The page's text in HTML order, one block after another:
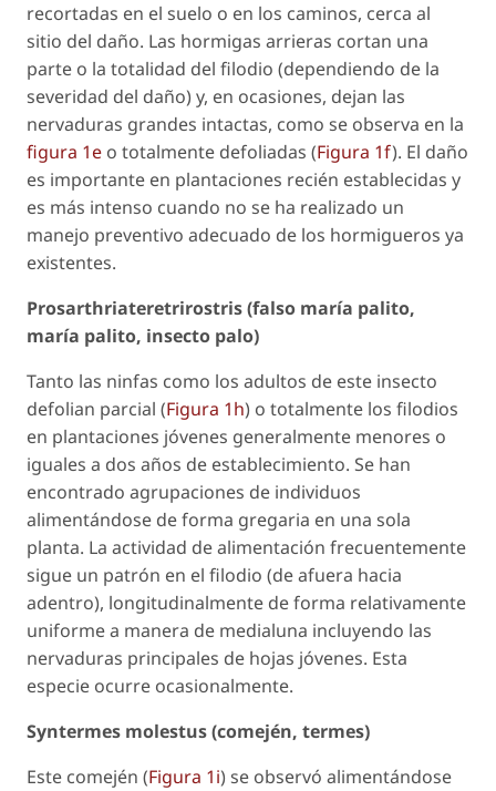
recortadas en el suelo o en los caminos, cerca al
sitio del daño. Las hormigas arrieras cortan una
parte o la totalidad del filodio (dependiendo de la
severidad del daño) y, en ocasiones, dejan las
nervaduras grandes intactas, como se observa en la
figura 1e o totalmente defoliadas (Figura 1f). El daño
es importante en plantaciones recién establecidas y
es más intenso cuando no se ha realizado un
manejo preventivo adecuado de los hormigueros ya
existentes.
Prosarthriateretrirostris(falso maría palito,
maría palito, insecto palo)
Tanto las ninfas como los adultos de este insecto
defolian parcial (Figura 1h) o totalmente los filodios
en plantaciones jóvenes generalmente menores o
iguales a dos años de establecimiento. Se han
encontrado agrupaciones de individuos
alimentándose de forma gregaria en una sola
planta. La actividad de alimentación frecuentemente
sigue un patrón en el filodio (de afuera hacia
adentro), longitudinalmente de forma relativamente
uniforme a manera de medialuna incluyendo las
nervaduras principales de hojas jóvenes. Esta
especie ocurre ocasionalmente.
Syntermes molestus(comején, termes)
Este comején (Figura 1i) se observó alimentándose